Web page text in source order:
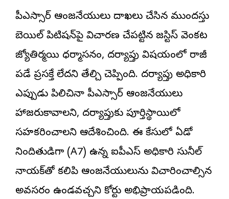
పీఎస్సార్ ఆంజనేయులు దాఖలు చేసిన ముందస్తు
బెయిల్ పిటిషన్‌పై విచారణ చేపట్టిన జస్టిస్ వెంకట
జ్యోతిర్మయి ధర్మాసనం, దర్యాప్తు విషయంలో రాజీ
పడే ప్రసక్తే లేదని తేల్చి చెప్పింది. దర్యాప్తు అధికారి
ఎప్పుడు పిలిచినా పీఎస్సార్ ఆంజనేయులు
హాజరుకావాలని, దర్యాప్తుకు పూర్తిస్థాయిలో
సహకరించాలని ఆదేశించింది. ఈ కేసులో ఏడో
నిందితుడిగా (A7) ఉన్న ఐపీఎస్ అధికారి సునీల్
నాయక్‌తో కలిపి ఆంజనేయులును విచారించాల్సిన
అవసరం ఉండవచ్చని కోర్టు అభిప్రాయపడింది.